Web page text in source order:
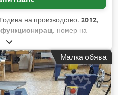
на производство: 2012,
, номер на
20577
Centauro T-Star. Произведен
Максималната дължина на
мм, максималният диаметър
Малка обява